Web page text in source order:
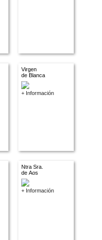
Virgen
de Blanca
+ Información
Ntra Sra.
de Aos
+ Información